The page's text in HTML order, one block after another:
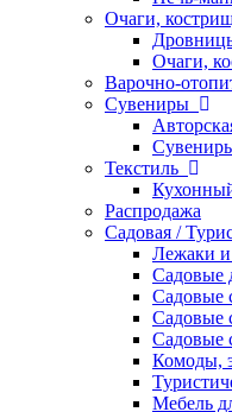
Очаги,
Очаги,
Варочно-
Сувениры
Текстиль
Распродажа
Садовая /
Лежаки
Садовые
Садовые
Садовые
Садовые
Комоды,
Мебель